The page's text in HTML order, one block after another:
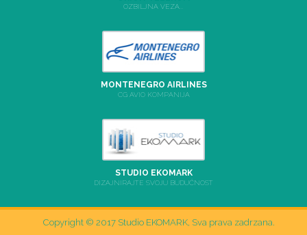
OZBILJNA VEZA...
MONTENEGRO AIRLINES
CG AVIO KOMPANIJA
STUDIO EKOMARK
DIZAJNIRAJTE SVOJU BUDUĆNOST
Copyright © 2017 Studio EKOMARK, Sva prava zadrzana.